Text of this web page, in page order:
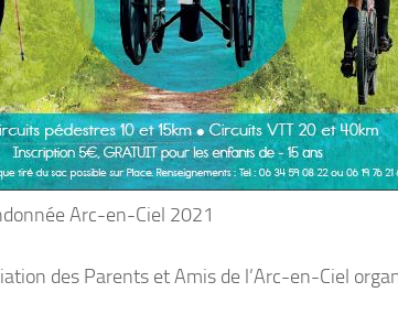
Arc-en-Ciel 2021
des Parents et Amis de l’Arc-en-Ciel